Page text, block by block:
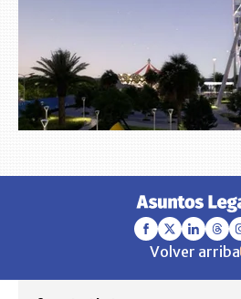
Volver arriba